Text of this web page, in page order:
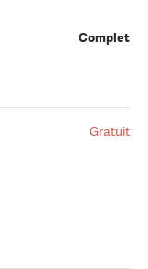
Complet
Gratuit